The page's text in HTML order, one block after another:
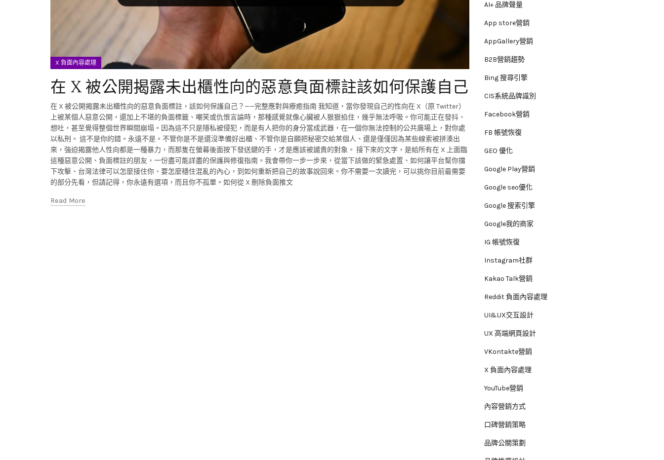
X 負面內容處理
在 X 被公開揭露未出櫃性向的惡意負面標註該如何保護自己
在 X 被公開揭露未出櫃性向的惡意負面標註，該如何保護自己？——完整應對與療癒指南 我知道，當你發現自己的性向在 X（原 Twitter）
上被某個人惡意公開，還加上不堪的負面標籤、嘲笑或仇恨言論時，那種感覺就像心臟被人狠狠掐住，幾乎無法呼吸。你可能正在發抖、
想吐，甚至覺得整個世界瞬間崩塌。因為這不只是隱私被侵犯，而是有人把你的身分當成武器，在一個你無法控制的公共廣場上，對你處
以私刑。 這不是你的錯。永遠不是。不管你是不是還沒準備好出櫃、不管你是自願把秘密交給某個人、還是僅僅因為某些線索被拼湊出
來，強迫揭露他人性向都是一種暴力，而那隻在螢幕後面按下發送鍵的手，才是應該被譴責的對象。 接下來的文字，是給所有在 X 上面臨
這種惡意公開、負面標註的朋友，一份盡可能詳盡的保護與修復指南。我會帶你一步一步來，從當下該做的緊急處置、如何讓平台幫你擋
下攻擊、台灣法律可以怎麼接住你、要怎麼穩住混亂的內心，到如何重新把自己的故事說回來。你不需要一次讀完，可以挑你目前最需要
的部分先看，但請記得，你永遠有選項，而且你不孤單。如何從 X 刪除負面推文
Read More
AI+ 品牌聲量
App store營銷
AppGallery營銷
B2B營銷趨勢
Bing 搜尋引擎
CIS系統品牌識別
Facebook營銷
FB 帳號恢復
GEO 優化
Google Play營銷
Google seo優化
Google 搜索引擎
Google我的商家
IG 帳號恢復
Instagram社群
Kakao Talk營銷
Reddit 負面內容處理
UI&UX交互設計
UX 高端網頁設計
VKontakte營銷
X 負面內容處理
YouTube營銷
內容營銷方式
口碑營銷策略
品牌公關策劃